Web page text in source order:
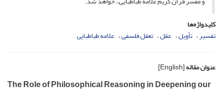
کلیدواژه‌ها
تفسیر تأویل عقل تعقل فلسفی علامه طباطبایی
عنوان مقاله[English]
The Role of Philosophical Reasoning in Deepening our